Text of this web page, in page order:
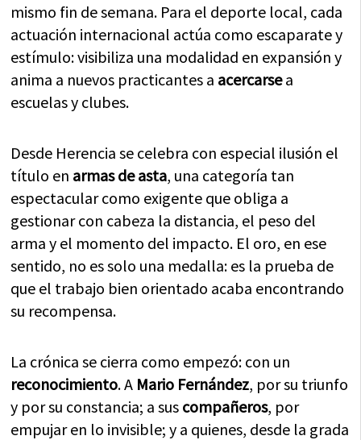
mismo fin de semana. Para el deporte local, cada
actuación internacional actúa como escaparate y
estímulo: visibiliza una modalidad en expansión y
anima a nuevos practicantes a acercarsea
escuelas y clubes.
Desde Herencia se celebra con especial ilusión el
título en armas de asta, una categoría tan
espectacular como exigente que obliga a
gestionar con cabeza la distancia, el peso del
arma y el momento del impacto. El oro, en ese
sentido, no es solo una medalla: es la prueba de
que el trabajo bien orientado acaba encontrando
su recompensa.
La crónica se cierra como empezó: con un
reconocimiento. A Mario Fernández, por su triunfo
y por su constancia; a sus compañeros, por
empujar en lo invisible; y a quienes, desde la grada